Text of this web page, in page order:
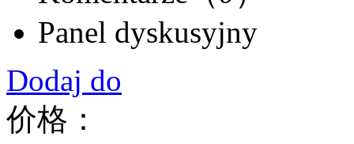
Panel dyskusyjny
Dodaj do
价格：